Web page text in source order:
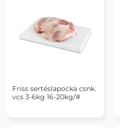
Friss sertéslapocka csnk.
vcs 3-6kg 16-20kg/#